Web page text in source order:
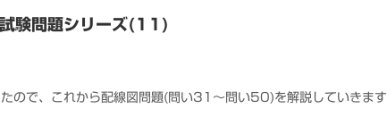
験問題シリーズ(11)
ので、これから配線図問題(問い31～問い50)を解説していきます